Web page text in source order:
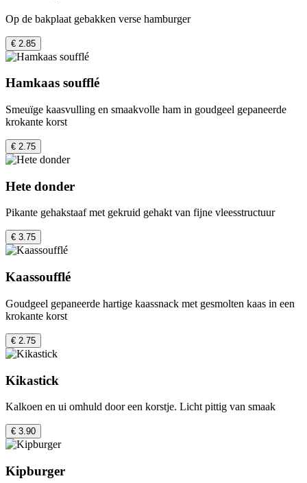
Op de bakplaat gebakken verse hamburger
€ 2.85
Hamkaas soufflé
Smeuïge kaasvulling en smaakvolle ham in goudgeel gepaneerde
krokante korst
€ 2.75
Hete donder
Pikante gehakstaaf met gekruid gehakt van fijne vleesstructuur
€ 3.75
Kaassoufflé
Goudgeel gepaneerde hartige kaassnack met gesmolten kaas in een
krokante korst
€ 2.75
Kikastick
Kalkoen en ui omhuld door een korstje. Licht pittig van smaak
€ 3.90
Kipburger